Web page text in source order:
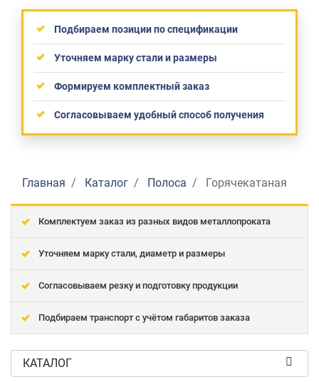
Подбираем позиции по спецификации
Уточняем марку стали и размеры
Формируем комплектный заказ
Согласовываем удобный способ получения
Главная Каталог Полоса Горячекатаная
Комплектуем заказ из разных видов металлопроката
Уточняем марку стали, диаметр и размеры
Согласовываем резку и подготовку продукции
Подбираем транспорт с учётом габаритов заказа
КАТАЛОГ